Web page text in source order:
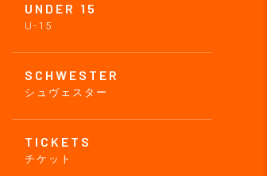
UNDER 15
U-15
SCHWESTER
シュヴェスター
TICKETS
チケット